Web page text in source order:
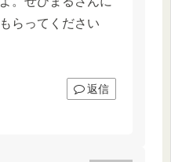
らってください
返信